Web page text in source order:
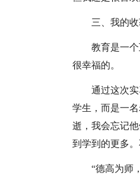
三、我的
教育是一
很幸福的。
通过这次
学生，而是一
逝，我会忘记
到学到的更多
“德高为师